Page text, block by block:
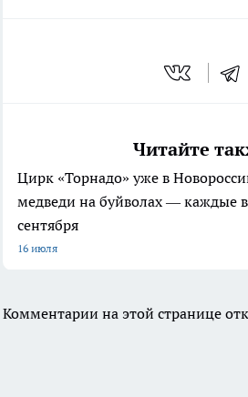
Читайте
Цирк «Торнадо» уже в
медведи на буйволах — каждые
сентября
16 июля
Комментарии на этой странице